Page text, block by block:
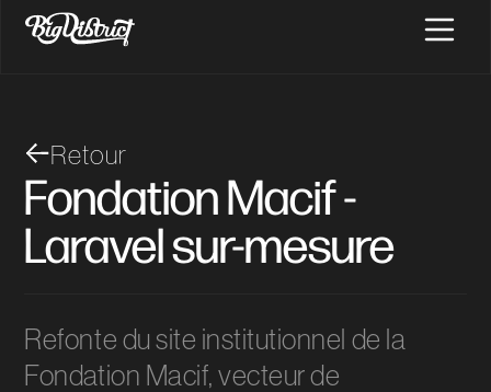
Retour
Fondation Macif -
Laravel sur-mesure
Refonte du site institutionnel de la
Fondation Macif, vecteur de